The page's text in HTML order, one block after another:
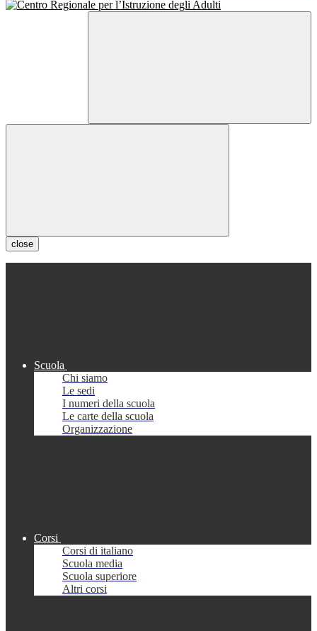
close
Scuola
Chi siamo
Le sedi
I numeri della scuola
Le carte della scuola
Organizzazione
Corsi
Corsi di italiano
Scuola media
Scuola superiore
Altri corsi